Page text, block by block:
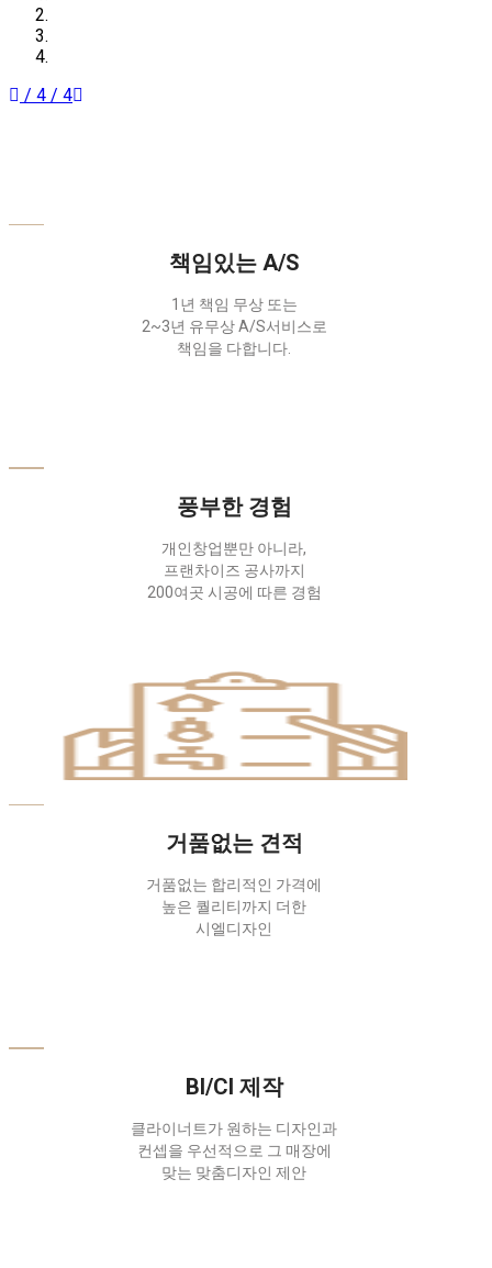
/ 4 / 4
책임있는 A/S
1년 책임 무상 또는
2~3년 유무상 A/S서비스로
책임을 다합니다.
풍부한 경험
개인창업뿐만 아니라,
프랜차이즈 공사까지
200여곳 시공에 따른 경험
거품없는 견적
거품없는 합리적인 가격에
높은 퀄리티까지 더한
시엘디자인
BI/CI 제작
클라이너트가 원하는 디자인과
컨셉을 우선적으로 그 매장에
맞는 맞춤디자인 제안